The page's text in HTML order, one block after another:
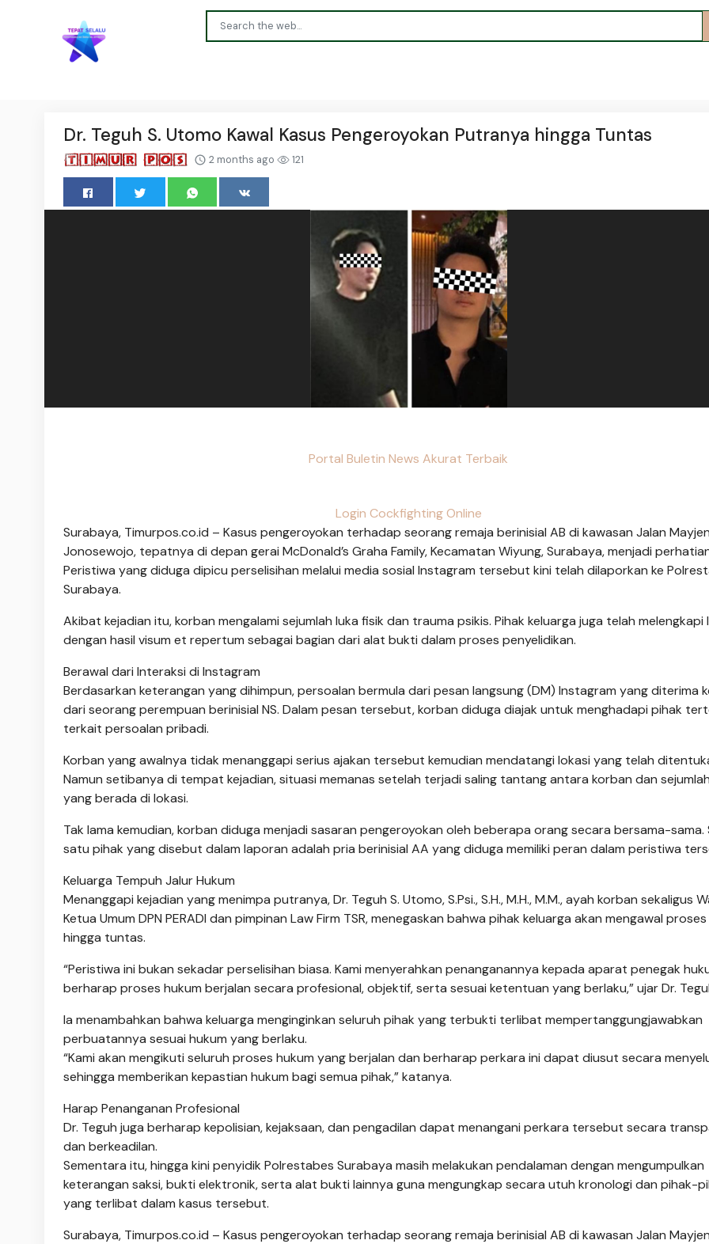
Dr. Teguh S. Utomo Kawal Kasus Pengeroyokan Putranya hingga Tuntas
2 months ago 121
Portal Buletin News Akurat Terbaik
Login Cockfighting Online
Surabaya, Timurpos.co.id – Kasus pengeroyokan terhadap seorang remaja berinisial AB di kawasan Jalan Mayjen
Jonosewojo, tepatnya di depan gerai McDonald’s Graha Family, Kecamatan Wiyung, Surabaya, menjadi
Peristiwa yang diduga dipicu perselisihan melalui media sosial Instagram tersebut kini telah dilaporkan ke
Surabaya.
Akibat kejadian itu, korban mengalami sejumlah luka fisik dan trauma psikis. Pihak keluarga juga telah melengkapi
dengan hasil visum et repertum sebagai bagian dari alat bukti dalam proses penyelidikan.
Berawal dari Interaksi di Instagram
Berdasarkan keterangan yang dihimpun, persoalan bermula dari pesan langsung (DM) Instagram yang diterima
dari seorang perempuan berinisial NS. Dalam pesan tersebut, korban diduga diajak untuk menghadapi pihak
terkait persoalan pribadi.
Korban yang awalnya tidak menanggapi serius ajakan tersebut kemudian mendatangi lokasi yang telah
Namun setibanya di tempat kejadian, situasi memanas setelah terjadi saling tantang antara korban dan
yang berada di lokasi.
Tak lama kemudian, korban diduga menjadi sasaran pengeroyokan oleh beberapa orang secara bersama-sama.
satu pihak yang disebut dalam laporan adalah pria berinisial AA yang diduga memiliki peran dalam peristiwa
Keluarga Tempuh Jalur Hukum
Menanggapi kejadian yang menimpa putranya, Dr. Teguh S. Utomo, S.Psi., S.H., M.H., M.M., ayah korban sekaligus
Ketua Umum DPN PERADI dan pimpinan Law Firm TSR, menegaskan bahwa pihak keluarga akan mengawal
hingga tuntas.
“Peristiwa ini bukan sekadar perselisihan biasa. Kami menyerahkan penanganannya kepada aparat penegak
berharap proses hukum berjalan secara profesional, objektif, serta sesuai ketentuan yang berlaku,” ujar Dr.
Ia menambahkan bahwa keluarga menginginkan seluruh pihak yang terbukti terlibat mempertanggungjawabkan
perbuatannya sesuai hukum yang berlaku.
“Kami akan mengikuti seluruh proses hukum yang berjalan dan berharap perkara ini dapat diusut secara
sehingga memberikan kepastian hukum bagi semua pihak,” katanya.
Harap Penanganan Profesional
Dr. Teguh juga berharap kepolisian, kejaksaan, dan pengadilan dapat menangani perkara tersebut secara
dan berkeadilan.
Sementara itu, hingga kini penyidik Polrestabes Surabaya masih melakukan pendalaman dengan mengumpulkan
keterangan saksi, bukti elektronik, serta alat bukti lainnya guna mengungkap secara utuh kronologi dan pihak-
yang terlibat dalam kasus tersebut.
Surabaya, Timurpos.co.id – Kasus pengeroyokan terhadap seorang remaja berinisial AB di kawasan Jalan Mayjen